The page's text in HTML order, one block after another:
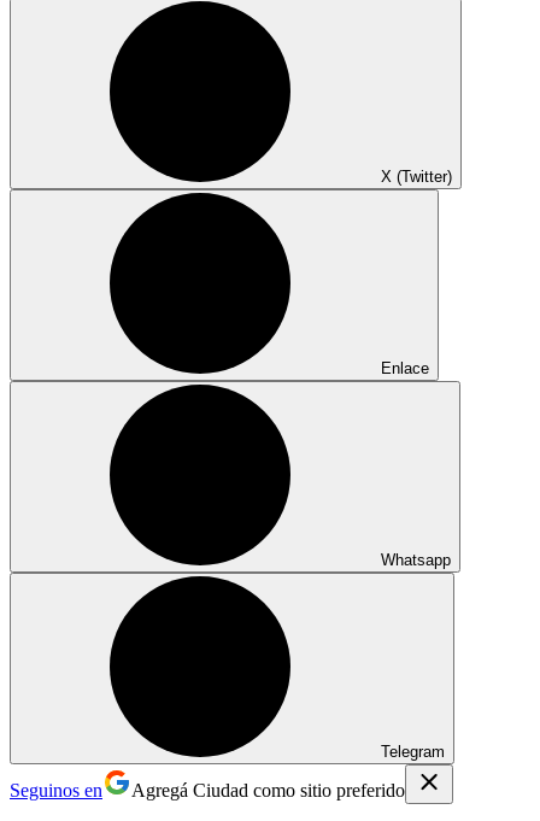
X (Twitter)
Enlace
Whatsapp
Telegram
Seguinos en Agregá Ciudad como sitio preferido